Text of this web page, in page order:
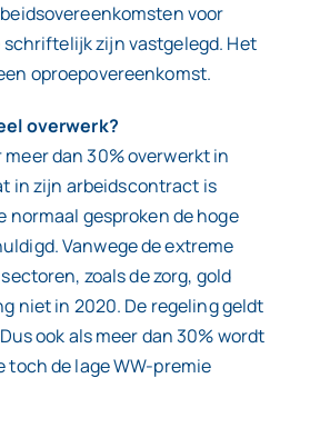
voor
zijn vastgelegd. Het
oproepovereenkomst.
overwerk?
dan 30% overwerkt in
in zijn arbeidscontract is
normaal gesproken de hoge
Vanwege de extreme
zoals de zorg, gold
niet in 2020. De regeling geldt
ook als meer dan 30% wordt
toch de lage WW-premie